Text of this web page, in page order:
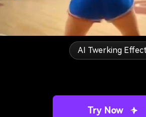
AI Twerking
Try Now